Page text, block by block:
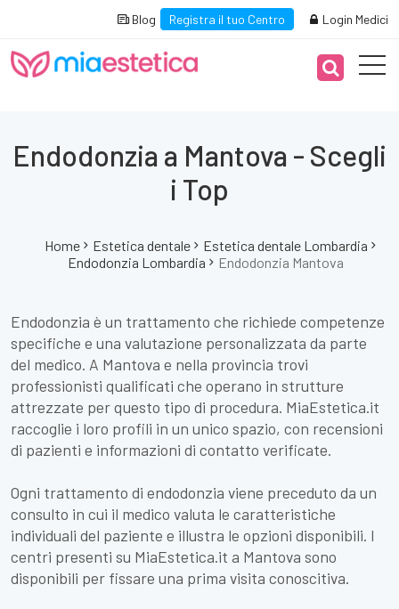
Blog Registra il tuo Centro Login Medici
Endodonzia a Mantova - Scegli
i Top
Home Estetica dentale
Estetica dentale Lombardia
Endodonzia Lombardia
Endodonzia Mantova
Endodonzia è un trattamento che richiede competenze
specifiche e una valutazione personalizzata da parte
del medico. A Mantova e nella provincia trovi
professionisti qualificati che operano in strutture
attrezzate per questo tipo di procedura. MiaEstetica.it
raccoglie i loro profili in un unico spazio, con recensioni
di pazienti e informazioni di contatto verificate.
Ogni trattamento di endodonzia viene preceduto da un
consulto in cui il medico valuta le caratteristiche
individuali del paziente e illustra le opzioni disponibili. I
centri presenti su MiaEstetica.it a Mantova sono
disponibili per fissare una prima visita conoscitiva.